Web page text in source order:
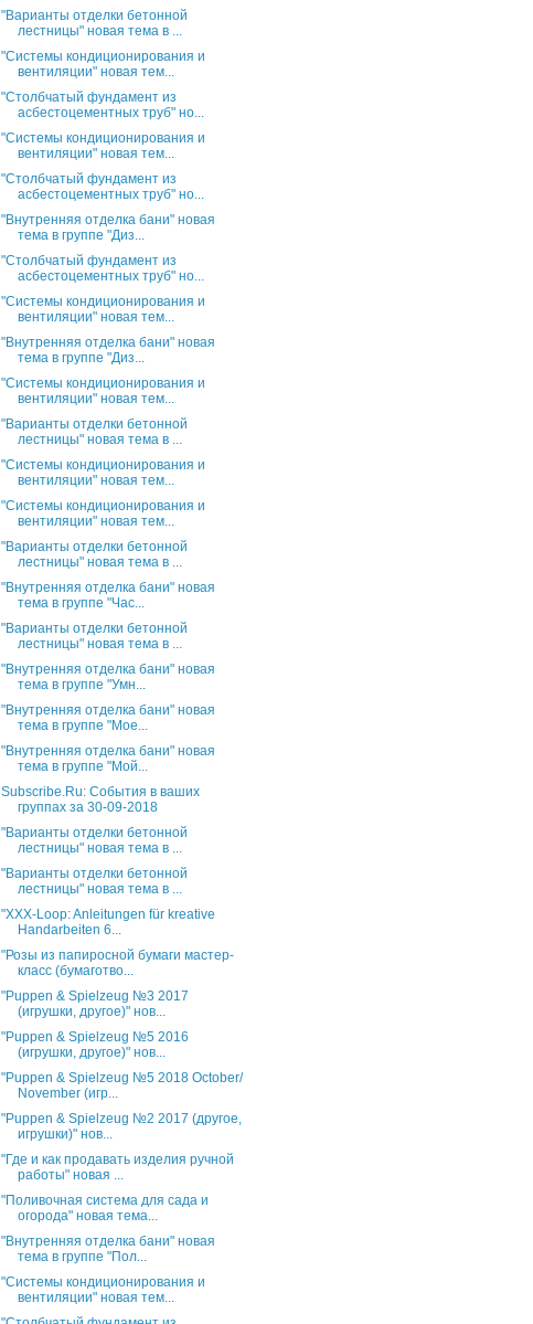
"Варианты отделки бетонной
лестницы" новая тема в ...
"Системы кондиционирования и
вентиляции" новая тем...
"Столбчатый фундамент из
асбестоцементных труб" но...
"Системы кондиционирования и
вентиляции" новая тем...
"Столбчатый фундамент из
асбестоцементных труб" но...
"Внутренняя отделка бани" новая
тема в группе "Диз...
"Столбчатый фундамент из
асбестоцементных труб" но...
"Системы кондиционирования и
вентиляции" новая тем...
"Внутренняя отделка бани" новая
тема в группе "Диз...
"Системы кондиционирования и
вентиляции" новая тем...
"Варианты отделки бетонной
лестницы" новая тема в ...
"Системы кондиционирования и
вентиляции" новая тем...
"Системы кондиционирования и
вентиляции" новая тем...
"Варианты отделки бетонной
лестницы" новая тема в ...
"Внутренняя отделка бани" новая
тема в группе "Час...
"Варианты отделки бетонной
лестницы" новая тема в ...
"Внутренняя отделка бани" новая
тема в группе "Умн...
"Внутренняя отделка бани" новая
тема в группе "Мое...
"Внутренняя отделка бани" новая
тема в группе "Мой...
Subscribe.Ru: События в ваших
группах за 30-09-2018
"Варианты отделки бетонной
лестницы" новая тема в ...
"Варианты отделки бетонной
лестницы" новая тема в ...
"XXX-Loop: Anleitungen für kreative
Handarbeiten 6...
"Розы из папиросной бумаги мастер-
класс (бумаготво...
"Puppen & Spielzeug №3 2017
(игрушки, другое)" нов...
"Puppen & Spielzeug №5 2016
(игрушки, другое)" нов...
"Puppen & Spielzeug №5 2018 October/
November (игр...
"Puppen & Spielzeug №2 2017 (другое,
игрушки)" нов...
"Где и как продавать изделия ручной
работы" новая ...
"Поливочная система для сада и
огорода" новая тема...
"Внутренняя отделка бани" новая
тема в группе "Пол...
"Системы кондиционирования и
вентиляции" новая тем...